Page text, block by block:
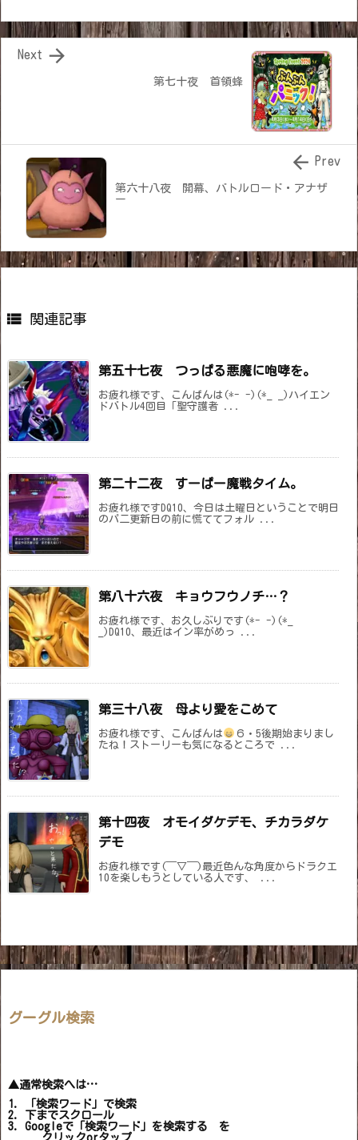
第七十夜 首領蜂

Next
第六十八夜 開幕、バトルロード・アナザ
ー
 Prev
 関連記事
第五十七夜 つっぱる悪魔に咆哮を。
お疲れ様です、こんばんは(*- -)(*_ _)ハイエン
ドバトル4回目「聖守護者 ...
第二十二夜 すーぱー魔戦タイム。
お疲れ様ですDQ10、今日は土曜日ということで明日
のパ二更新日の前に慌ててフォル ...
第八十六夜 キョウフウノチ…？
お疲れ様です、お久しぶりです(*- -)(*_
_)DQ10、最近はイン率がめっ ...
第三十八夜 母より愛をこめて
お疲れ様です、こんばんは
６・5後期始まりまし
たね！ストーリーも気になるところで ...
第十四夜 オモイダケデモ、チカラダケ
デモ
お疲れ様です(￣▽￣)最近色んな角度からドラクエ
10を楽しもうとしている人です、 ...
グーグル検索
▲通常検索へは…
1. 「検索ワード」で検索
2. 下までスクロール
3. Googleで「検索ワード」を検索する を
クリックorタップ